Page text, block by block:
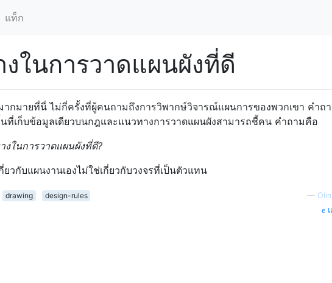
แท็ก
ในการวาดแผนผังที่ดี
ากมายที่นี่ ไม่กี่ครั้งที่ผู้คนถามถึงการวิพากษ์วิจารณ์แผนการของพวกเขา คำถ
ที่เก็บข้อมูลเดียวบนกฎและแนวทางการวาดแผนผังสามารถชี้คน คำถามคือ
ในการวาดแผนผังที่ดี?
กี่ยวกับแผนงานเองไม่ใช่เกี่ยวกับวงจรที่เป็นตัวแทน
drawing design-rules —